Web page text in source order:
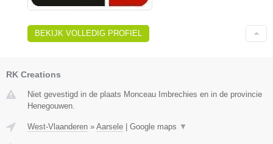
BEKIJK VOLLEDIG PROFIEL
RK Creations
Niet gevestigd in de plaats Monceau Imbrechies en in de provincie
Henegouwen.
West-Vlaanderen » Aarsele Google maps ▼